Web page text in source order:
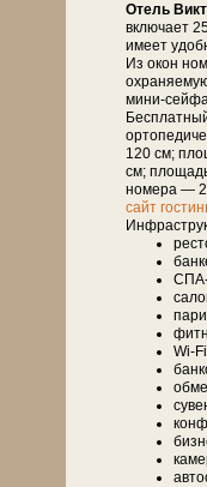
Отель
включает
имеет
Из окон
мини-
120 см;
см;
номера —
сайт
СПА-
Wi-Fi